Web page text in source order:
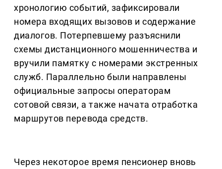
хронологию событий, зафиксировали
номера входящих вызовов и содержание
диалогов. Потерпевшему разъяснили
схемы дистанционного мошенничества и
вручили памятку с номерами экстренных
служб. Параллельно были направлены
официальные запросы операторам
сотовой связи, а также начата отработка
маршрутов перевода средств.
Через некоторое время пенсионер вновь